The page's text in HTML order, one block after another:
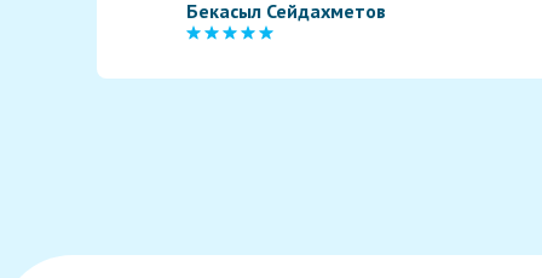
Бекасыл Сейдахметов